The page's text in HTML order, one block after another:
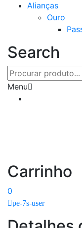
Alianças
Ouro
Search
Menu
Carrinho
0
pe-7s-user